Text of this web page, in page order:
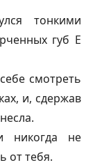
тонкими
губ Е
смотреть
и, сдержав
не
от тебя.